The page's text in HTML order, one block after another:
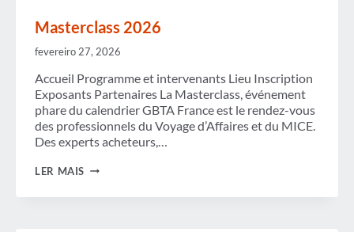
Masterclass 2026
fevereiro 27, 2026
Accueil Programme et intervenants Lieu Inscription
Exposants Partenaires La Masterclass, événement
phare du calendrier GBTA France est le rendez-vous
des professionnels du Voyage d’Affaires et du MICE.
Des experts acheteurs,…
LER MAIS MASTERCLASS